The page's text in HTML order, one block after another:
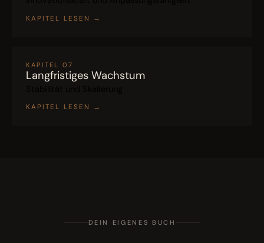
KAPITEL LESEN →
KAPITEL 07
Langfristiges Wachstum
KAPITEL LESEN →
DEIN EIGENES BUCH